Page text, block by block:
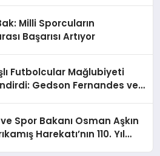
Milli Sporcuların
Başarısı Artıyor
Futbolcular Mağlubiyeti
Gedson Fernandes ve
Spor Bakanı Osman Aşkın
Harekatı’nın 110. Yıl